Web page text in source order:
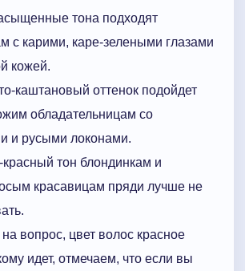
тона подходят
с карими, каре-зелеными глазами
кожей.
каштановый оттенок подойдет
обладательницам со
и русыми локонами.
тон блондинкам и
красавицам пряди лучше не
вопрос, цвет волос красное
идет, отмечаем, что если вы